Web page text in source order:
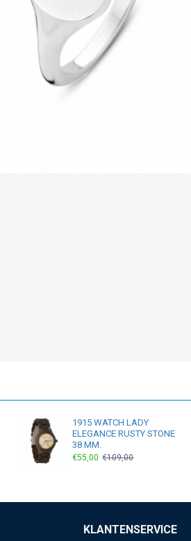
1915 WATCH LADY
ELEGANCE RUSTY STONE
38 MM.
€55,00 €109,00
KLANTENSERVICE